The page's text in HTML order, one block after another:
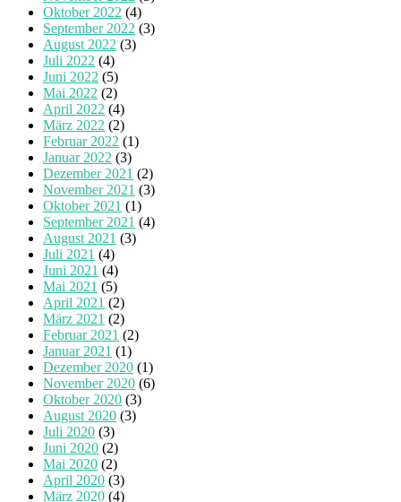
Oktober 2022 (4)
September 2022 (3)
August 2022 (3)
Juli 2022 (4)
Juni 2022 (5)
Mai 2022 (2)
April 2022 (4)
März 2022 (2)
Februar 2022 (1)
Januar 2022 (3)
Dezember 2021 (2)
November 2021 (3)
Oktober 2021 (1)
September 2021 (4)
August 2021 (3)
Juli 2021 (4)
Juni 2021 (4)
Mai 2021 (5)
April 2021 (2)
März 2021 (2)
Februar 2021 (2)
Januar 2021 (1)
Dezember 2020 (1)
November 2020 (6)
Oktober 2020 (3)
August 2020 (3)
Juli 2020 (3)
Juni 2020 (2)
Mai 2020 (2)
April 2020 (3)
März 2020 (4)